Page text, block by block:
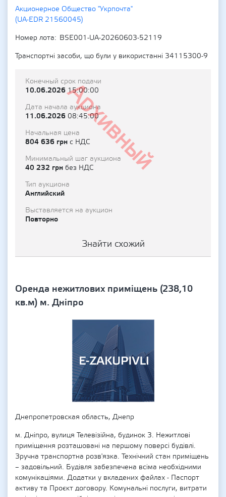
Акционерное Общество "Укрпочта"
(UA-EDR 21560045)
Номер лота
BSE001-UA-20260603-52119
Транспортні засоби, що були у використанні 34115300-9
Архивный
Конечный срок подачи
10.06.202615:00:00
Дата начала аукциона
11.06.2026 08:45:00
Начальная цена
804 636 грн с НДС
Минимальный шаг аукциона
40 232 грн без НДС
Тип аукциона
Английский
Выставляется на аукцион
Повторно
Знайти схожий
Оренда нежитлових приміщень (238,10
кв.м) м. Дніпро
Днепропетровская область, Днепр
м. Дніпро, вулиця Телевізійна, будинок 3. Нежитлові
приміщення розташовані на першому поверсі будівлі.
Зручна транспортна розв'язка. Технічний стан приміщень
– задовільний. Будівля забезпечена всіма необхідними
комунікаціями. Додатки у вкладених файлах - Паспорт
активу та Проєкт договору. Комунальні послуги, витрати